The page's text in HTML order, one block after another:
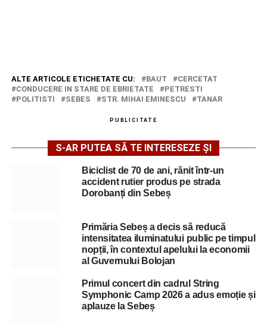
ALTE ARTICOLE ETICHETATE CU: BAUT
CERCETAT
CONDUCERE IN STARE DE EBRIETATE
PETRESTI
POLITISTI
SEBES STR. MIHAI EMINESCU TANAR
PUBLICITATE
S-AR PUTEA SĂ TE INTERESEZE ȘI
Biciclist de 70 de ani, rănit într-un
accident rutier produs pe strada
Dorobanți din Sebeș
Primăria Sebeș a decis să reducă
intensitatea iluminatului public pe timpul
nopții, în contextul apelului la economii
al Guvernului Bolojan
Primul concert din cadrul String
Symphonic Camp 2026 a adus emoție și
aplauze la Sebeș